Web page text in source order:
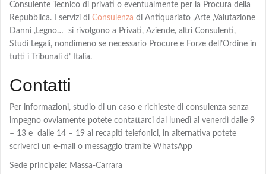
Consulente Tecnico di privati o eventualmente per la Procura della
Repubblica. I servizi di Consulenza di Antiquariato ,Arte ,Valutazione
Danni ,Legno… si rivolgono a Privati, Aziende, altri Consulenti,
Studi Legali, nondimeno se necessario Procure e Forze dell’Ordine in
tutti i Tribunali d’ Italia.
Contatti
Per informazioni, studio di un caso e richieste di consulenza senza
impegno ovviamente potete contattarci dal lunedì al venerdì dalle 9
– 13 e dalle 14 – 19 ai recapiti telefonici, in alternativa potete
scriverci un e-mail o messaggio tramite WhatsApp
Sede principale: Massa-Carrara